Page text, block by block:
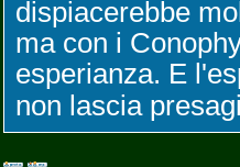
dispiacerebbe
ma con i
esperianza. E
non lascia